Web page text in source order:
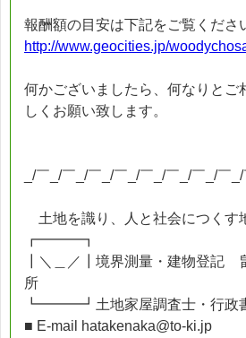
報酬額の目安は下記をご覧くだ
http://www.geocities.jp/
何かございましたら、何なりとご
しくお願い致します。
_/￣_/￣_/￣_/￣_/￣_/￣_/￣_/￣
土地を識り、人と社会につく
┏━━━┓
┃＼＿／┃境界測量・建物登記
所
┗━━━┛土地家屋調査士・行政
■ E-mail hatakenaka@to-ki.jp